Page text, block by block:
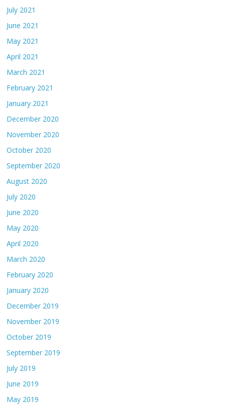
July 2021
June 2021
May 2021
April 2021
March 2021
February 2021
January 2021
December 2020
November 2020
October 2020
September 2020
August 2020
July 2020
June 2020
May 2020
April 2020
March 2020
February 2020
January 2020
December 2019
November 2019
October 2019
September 2019
July 2019
June 2019
May 2019